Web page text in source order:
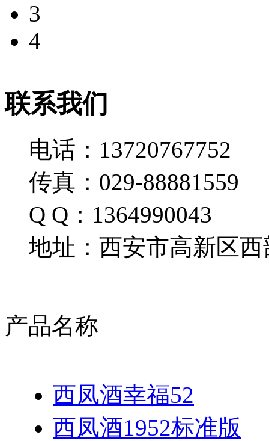
3
4
联系我们
电话：13720767752
传真：029-88881559
Q Q：1364990043
地址：西安市高新区西
产品名称
西凤酒幸福52
西凤酒1952标准版